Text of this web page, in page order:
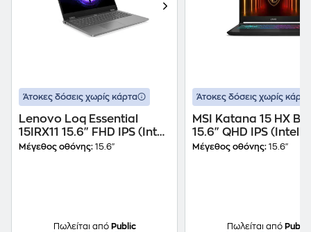
Άτοκες δόσεις χωρίς κάρτα
Lenovo Loq Essential
15IRX11 15.6" FHD IPS (Intel
Core i7-13650HX/16 GB/1
Μέγεθος οθόνης: 15.6"
Πωλείται από Public
Άτοκες δόσεις χωρίς κάρτα
MSI Katana 15 HX
15.6" QHD IPS (Intel
i7-14650HX/16 GB/
Μέγεθος οθόνης: 15.6"
Πωλείται από Public